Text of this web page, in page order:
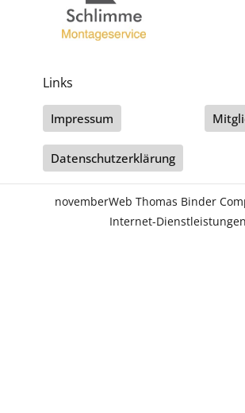
Links
Impressum
Datenschutzerklärung
novemberWeb Thomas Binder
Internet-Dienstleistungen